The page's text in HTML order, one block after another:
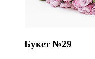
Букет №29